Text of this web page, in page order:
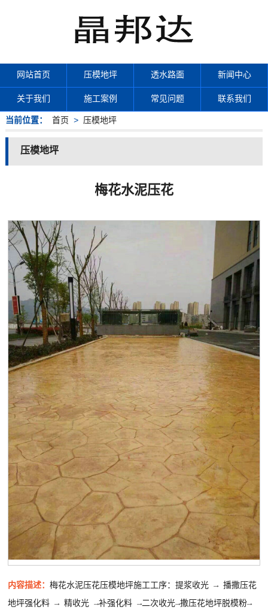
网站首页 压模地坪 透水路面 新闻中心
关于我们 施工案例 常见问题 联系我们
当前位置： 首页 > 压模地坪
压模地坪
梅花水泥压花
内容描述：梅花水泥压花压模地坪施工工序：提浆收光 → 播撒压花
地坪强化料 → 精收光 →补强化料 →二次收光→撒压花地坪脱模粉→